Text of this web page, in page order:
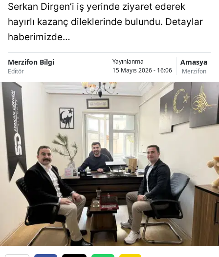
Serkan Dirgen’i iş yerinde ziyaret ederek
hayırlı kazanç dileklerinde bulundu. Detaylar
haberimizde…
Merzifon Bilgi
Editör
Yayınlanma
15 Mayıs 2026 - 16:06
Amasya
Merzifon